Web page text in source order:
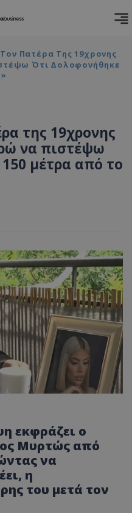
Πατέρα Της 19χρονης
Ότι Δολοφονήθηκε
της 19χρονης
να πιστέψω
μέτρα από το
εκφράζει ο
Μυρτώς από
να
η
του μετά τον